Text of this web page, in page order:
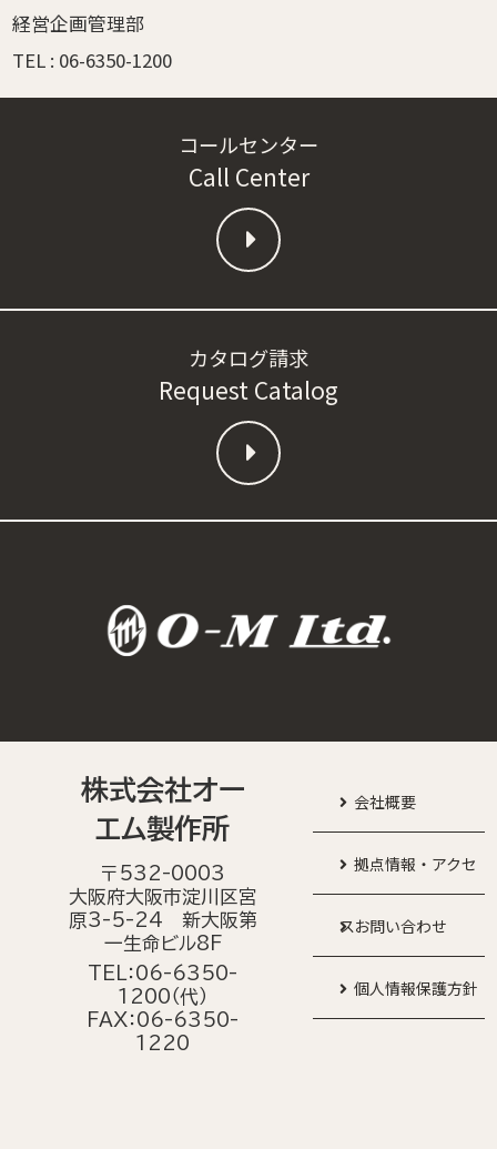
経営企画管理部
TEL : 06-6350-1200
コールセンター
Call Center
カタログ請求
Request Catalog
株式会社オー
エム製作所
〒532-0003
大阪府大阪市淀川区宮
原3-5-24 新大阪第
一生命ビル8F
TEL：06-6350-
1200（代）
FAX：06-6350-
1220
会社概要
拠点情報・アクセ
スお問い合わせ
個人情報保護方針